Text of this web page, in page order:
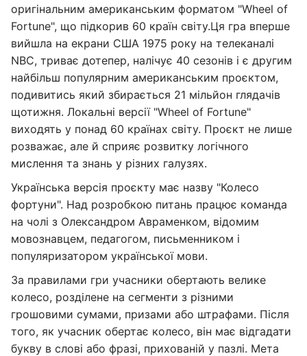
оригінальним американським форматом "Wheel of
Fortune", що підкорив 60 країн світу.Ця гра вперше
вийшла на екрани США 1975 року на телеканалі
NBC, триває дотепер, налічує 40 сезонів і є другим
найбільш популярним американським проєктом,
подивитись який збирається 21 мільйон глядачів
щотижня. Локальні версії "Wheel of Fortune"
виходять у понад 60 країнах світу. Проєкт не лише
розважає, але й сприяє розвитку логічного
мислення та знань у різних галузях.
Українська версія проєкту має назву "Колесо
фортуни". Над розробкою питань працює команда
на чолі з Олександром Авраменком, відомим
мовознавцем, педагогом, письменником і
популяризатором української мови.
За правилами гри учасники обертають велике
колесо, розділене на сегменти з різними
грошовими сумами, призами або штрафами. Після
того, як учасник обертає колесо, він має відгадати
букву в слові або фразі, прихованій у пазлі. Мета